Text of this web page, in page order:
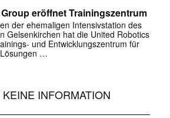
✕
eröffnet Trainingszentrum
der ehemaligen Intensivstation des
Gelsenkirchen hat die United Robotics
und Entwicklungszentrum für
…
INFORMATION